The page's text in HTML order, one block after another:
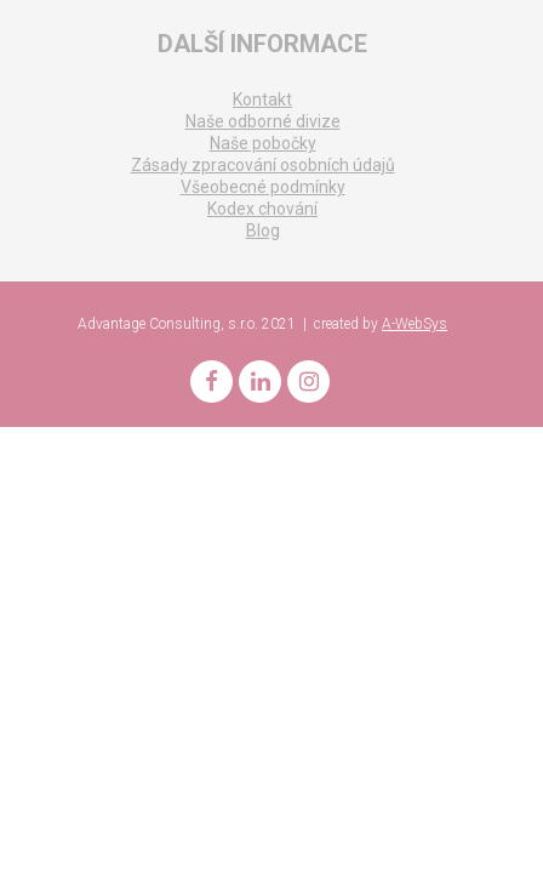
DALŠÍ INFORMACE
Kontakt
Naše odborné divize
Naše pobočky
Zásady zpracování osobních údajů
Všeobecné podmínky
Kodex chování
Blog
Advantage Consulting, s.r.o. 2021 | created by A-WebSys